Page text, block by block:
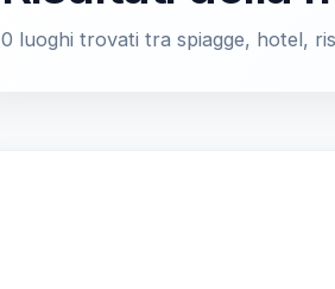
0 luoghi trovati tra spiagge, hotel,